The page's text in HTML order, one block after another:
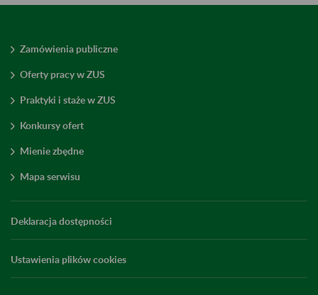
Zamówienia publiczne
Oferty pracy w ZUS
Praktyki i staże w ZUS
Konkursy ofert
Mienie zbędne
Mapa serwisu
Deklaracja dostępności
Ustawienia plików cookies